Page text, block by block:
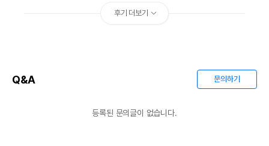
후기 더보기
Q&A 문의하기
등록된 문의글이 없습니다.